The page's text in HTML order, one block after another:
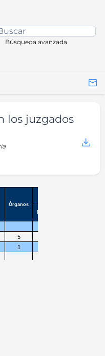
Búsqueda avanzada
los juzgados